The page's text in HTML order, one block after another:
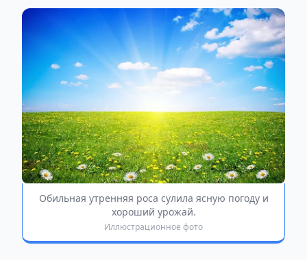
Обильная утренняя роса сулила ясную погоду и
хороший урожай.
Иллюстрационное фото